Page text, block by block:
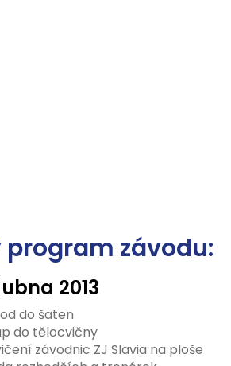
program závodu:
2013
do šaten
do tělocvičny
závodnic ZJ Slavia na ploše